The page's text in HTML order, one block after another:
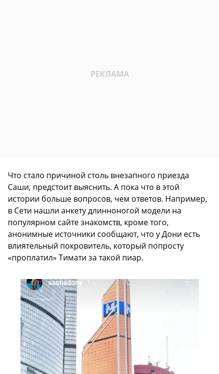
Что стало причиной столь внезапного приезда
Саши, предстоит выяснить. А пока что в этой
истории больше вопросов, чем ответов. Например,
в Сети нашли анкету длинноногой модели на
популярном сайте знакомств, кроме того,
анонимные источники сообщают, что у Дони есть
влиятельный покровитель, который попросту
«проплатил» Тимати за такой пиар.